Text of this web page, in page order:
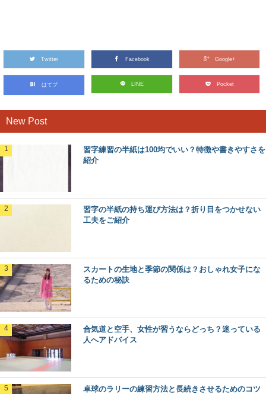
Twitter Facebook Google+
はてブ LINE Pocket
New Post
習字練習の半紙は100均でいい？特徴や書きやすさを
紹介
習字の半紙の持ち運び方法は？折り目をつかせない
工夫をご紹介
スカートの生地と季節の関係は？おしゃれ女子にな
るための秘訣
合気道と空手、女性が習うならどっち？迷っている
人へアドバイス
卓球のラリーの練習方法と長続きさせるためのコツ